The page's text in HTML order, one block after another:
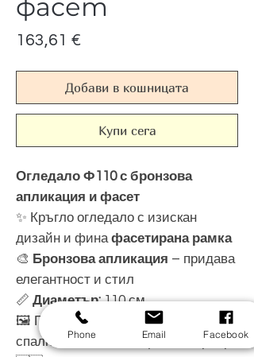
фасет
163,61 €Цена
Добави в кошницата
Купи сега
Огледало Ф110 с бронзова
апликация и фасет
✨ Кръгло огледало с изискан
дизайн и финафасетирана рамка
🎨 Бронзова апликация – придава
елегантност и стил
📏 Диаметър:110 см
🖼️ Подходящо за хол, антре,
спалня или стилен офис интериор
Phone Email Facebook